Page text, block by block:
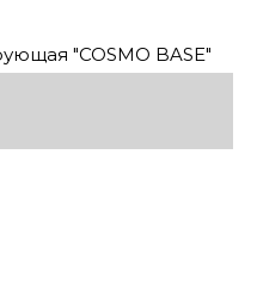
"COSMO BASE"